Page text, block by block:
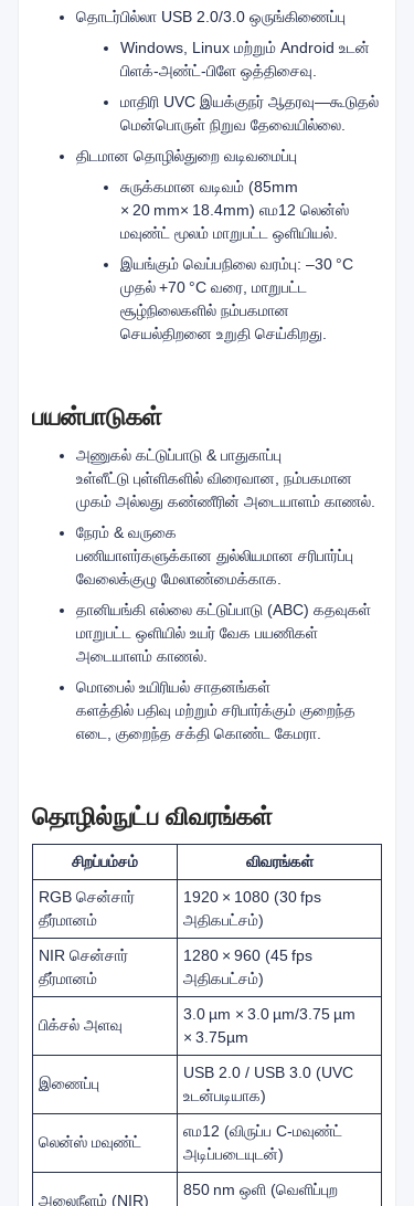
தொடர்பில்லா USB 2.0/3.0 ஒருங்கிணைப்பு
Windows, Linux மற்றும் Android உடன்
பிளக்-அண்ட்-பிளே ஒத்திசைவு.
மாதிரி UVC இயக்குநர் ஆதரவு—கூடுதல்
மென்பொருள் நிறுவ தேவையில்லை.
திடமான தொழில்துறை வடிவமைப்பு
சுருக்கமான வடிவம் (85mm
× 20 mm× 18.4mm) எம12 லென்ஸ்
மவுண்ட் மூலம் மாறுபட்ட ஒளியியல்.
இயங்கும் வெப்பநிலை வரம்பு: –30 °C
முதல் +70 °C வரை, மாறுபட்ட
சூழ்நிலைகளில் நம்பகமான
செயல்திறனை உறுதி செய்கிறது.
பயன்பாடுகள்
அணுகல் கட்டுப்பாடு & பாதுகாப்பு
உள்ளீட்டு புள்ளிகளில் விரைவான, நம்பகமான
முகம் அல்லது கண்ணீரின் அடையாளம் காணல்.
நேரம் & வருகை
பணியாளர்களுக்கான துல்லியமான சரிபார்ப்பு
வேலைக்குழு மேலாண்மைக்காக.
தானியங்கி எல்லை கட்டுப்பாடு (ABC) கதவுகள்
மாறுபட்ட ஒளியில் உயர் வேக பயணிகள்
அடையாளம் காணல்.
மொபைல் உயிரியல் சாதனங்கள்
களத்தில் பதிவு மற்றும் சரிபார்க்கும் குறைந்த
எடை, குறைந்த சக்தி கொண்ட கேமரா.
தொழில்நுட்ப விவரங்கள்
சிறப்பம்சம்
விவரங்கள்
RGB சென்சார்
தீர்மானம்
1920 × 1080 (30 fps
அதிகபட்சம்)
NIR சென்சார்
தீர்மானம்
1280 × 960 (45 fps
அதிகபட்சம்)
பிக்சல் அளவு
3.0 µm × 3.0 µm/3.75 µm
× 3.75µm
இணைப்பு
USB 2.0 / USB 3.0 (UVC
உடன்படியாக)
லென்ஸ் மவுண்ட்
எம12 (விருப்ப C-மவுண்ட்
அடிப்படையுடன்)
அலைநீளம் (NIR)
850 nm ஒளி (வெளிப்புற